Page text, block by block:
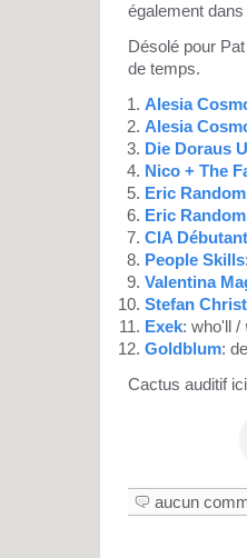
également
Désolé pour
de temps.
Alesia
Alesia
Die Doraus
Nico + The
Eric Random
Eric Random
CIA
People Skills
Valentina
Stefan
Exek: who'll /
Goldblum:
Cactus auditif
aucun